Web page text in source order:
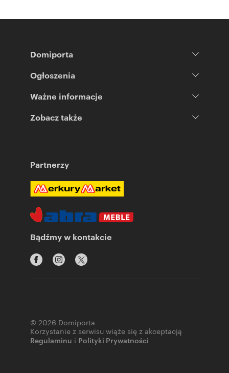
Domiporta
Ogłoszenia
Ważne informacje
Zobacz także
Partnerzy
Bądźmy w kontakcie
© 2026 Domiporta
Korzystanie z serwisu wiąże się z akceptacją
Regulaminu i Polityki Prywatności